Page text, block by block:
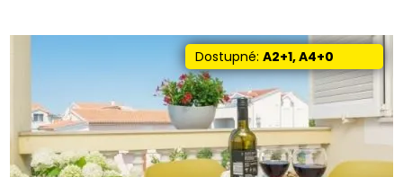
Dostupné:A2+1, A4+0